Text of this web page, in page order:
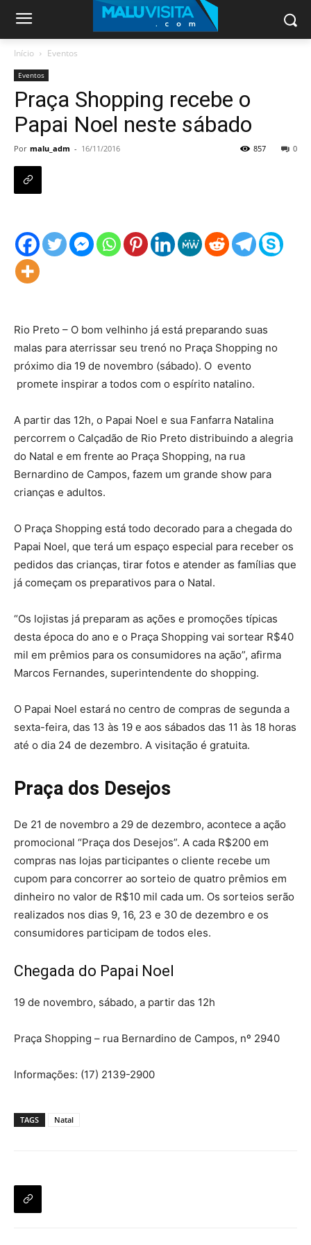
Início Eventos
Eventos
Praça Shopping recebe o
Papai Noel neste sábado
Por malu_adm - 16/11/2016 0
857
Rio Preto – O bom velhinho já está preparando suas
malas para aterrissar seu trenó no Praça Shopping no
próximo dia 19 de novembro (sábado). O evento
promete inspirar a todos com o espírito natalino.
A partir das 12h, o Papai Noel e sua Fanfarra Natalina
percorrem o Calçadão de Rio Preto distribuindo a alegria
do Natal e em frente ao Praça Shopping, na rua
Bernardino de Campos, fazem um grande show para
crianças e adultos.
O Praça Shopping está todo decorado para a chegada do
Papai Noel, que terá um espaço especial para receber os
pedidos das crianças, tirar fotos e atender as famílias que
já começam os preparativos para o Natal.
“Os lojistas já preparam as ações e promoções típicas
desta época do ano e o Praça Shopping vai sortear R$40
mil em prêmios para os consumidores na ação”, afirma
Marcos Fernandes, superintendente do shopping.
O Papai Noel estará no centro de compras de segunda a
sexta-feira, das 13 às 19 e aos sábados das 11 às 18 horas
até o dia 24 de dezembro. A visitação é gratuita.
Praça dos Desejos
De 21 de novembro a 29 de dezembro, acontece a ação
promocional “Praça dos Desejos”. A cada R$200 em
compras nas lojas participantes o cliente recebe um
cupom para concorrer ao sorteio de quatro prêmios em
dinheiro no valor de R$10 mil cada um. Os sorteios serão
realizados nos dias 9, 16, 23 e 30 de dezembro e os
consumidores participam de todos eles.
Chegada do Papai Noel
19 de novembro, sábado, a partir das 12h
Praça Shopping – rua Bernardino de Campos, nº 2940
Informações: (17) 2139-2900
TAGS Natal